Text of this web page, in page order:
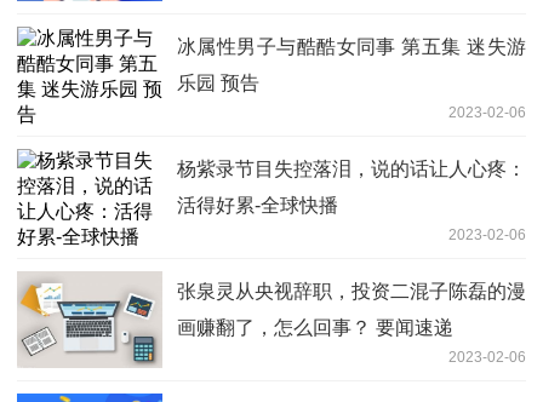
冰属性男子与酷酷女同事 第五集 迷失游
乐园 预告
2023-02-06
杨紫录节目失控落泪，说的话让人心疼：
活得好累-全球快播
2023-02-06
张泉灵从央视辞职，投资二混子陈磊的漫
画赚翻了，怎么回事？ 要闻速递
2023-02-06